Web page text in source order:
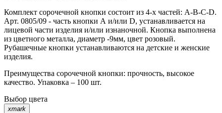
Комплект сорочечной кнопки состоит из 4-х частей: А-В-С-D.
Арт. 0805/09 - часть кнопки А и/или D, устанавливается на
лицевой части изделия и/или изнаночной. Кнопка выполнена
из цветного металла, диаметр -9мм, цвет розовый.
Рубашечные кнопки устанавливаются на детские и женские
изделия.
Преимущества сорочечной кнопки: прочность, высокое
качество. Упаковка – 100 шт.
Выбор цвета
xmark